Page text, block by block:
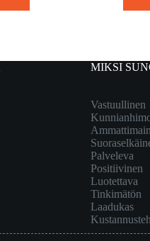
MIKSI
Vastuullinen
Palveleva
Positiivinen
Luotettava
Tinkimätön
Laadukas